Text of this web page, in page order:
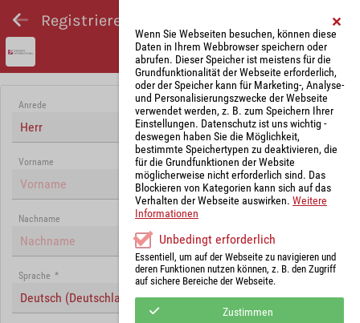
Registrieren und Angebot abgeben
Anrede
Herr
Vorname
Nachname
Sprache *
Deutsch (Deutschland)
Wenn Sie Webseiten besuchen, können diese
Daten in Ihrem Webbrowser speichern oder
abrufen. Dieser Speicher ist meistens für die
Grundfunktionalität der Webseite erforderlich,
oder der Speicher kann für Marketing-, Analyse-
und Personalisierungszwecke der Webseite
verwendet werden, z. B. zum Speichern Ihrer
Einstellungen. Datenschutz ist uns wichtig -
deswegen haben Sie die Möglichkeit,
bestimmte Speichertypen zu deaktivieren, die
für die Grundfunktionen der Website
möglicherweise nicht erforderlich sind. Das
Blockieren von Kategorien kann sich auf das
Verhalten der Webseite auswirken. Weitere
Informationen
Unbedingt erforderlich
Essentiell, um auf der Webseite zu navigieren und
deren Funktionen nutzen können, z. B. den Zugriff
auf sichere Bereiche der Webseite.
Zustimmen